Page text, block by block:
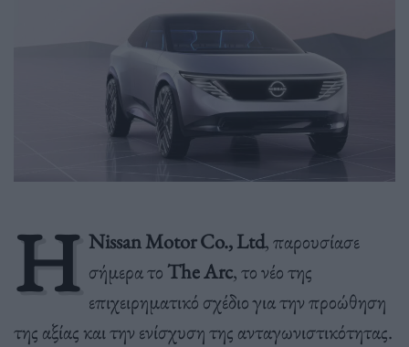
Η Nissan Motor Co., Ltd, παρουσίασε
σήμερα το The Arc, το νέο της
επιχειρηματικό σχέδιο για την προώθηση
της αξίας και την ενίσχυση της ανταγωνιστικότητας.